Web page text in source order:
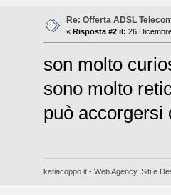
Re: Offerta ADSL
« Risposta #2 il: 26
son molto
sono molto
può accorgersi
katiacoppo.it - Web Agency, Siti e